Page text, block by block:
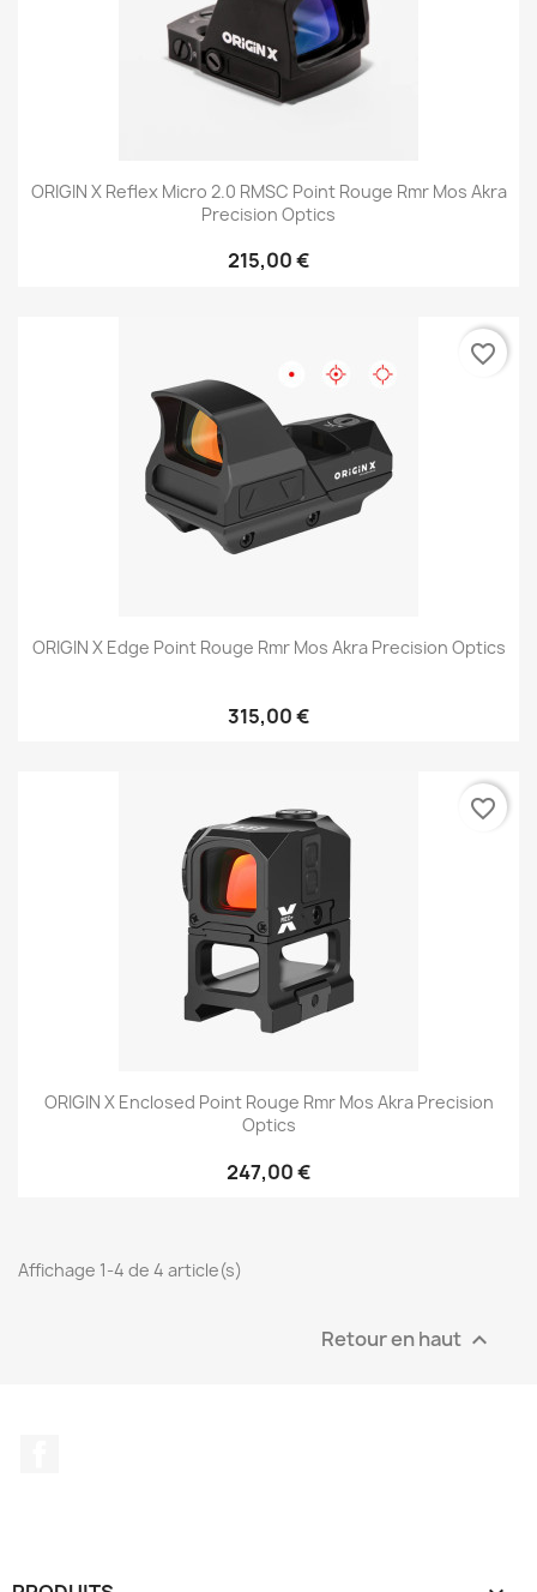
ORIGIN X Reflex Micro 2.0 RMSC Point Rouge Rmr Mos Akra
Precision Optics
215,00 €
ORIGIN X Edge Point Rouge Rmr Mos Akra Precision Optics
315,00 €
favorite_border
ORIGIN X Enclosed Point Rouge Rmr Mos Akra Precision
Optics
247,00 €
favorite_border
Affichage 1-4 de 4 article(s)
Retour en haut 